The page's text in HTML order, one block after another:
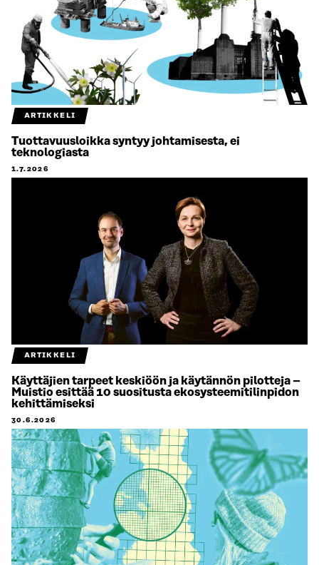
ARTIKKELI
Tuottavuusloikka syntyy johtamisesta, ei
teknologiasta
1.7.2026
ARTIKKELI
Käyttäjien tarpeet keskiöön ja käytännön pilotteja –
Muistio esittää 10 suositusta ekosysteemitilinpidon
kehittämiseksi
30.6.2026